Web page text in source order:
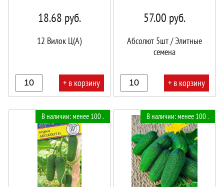
18.68 руб.
12 Вилок Ц(А)
+ в корзину
57.00 руб.
Абсолют 5шт / Элитные
семена
+ в корзину
корзине!
В наличии: менее 100 . В наличии: менее 100 .